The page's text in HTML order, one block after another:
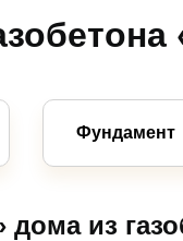
Фундамент
из